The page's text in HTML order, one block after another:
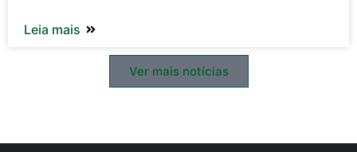
Leia mais
Ver mais notícias